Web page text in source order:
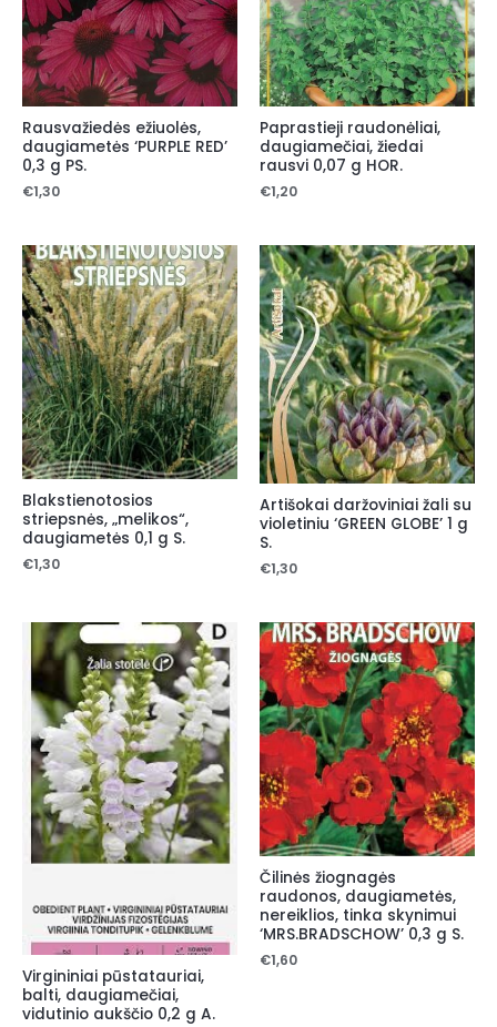
Rausvažiedės ežiuolės,
daugiametės ‘PURPLE RED’
0,3 g PS.
€1,30
Paprastieji raudonėliai,
daugiamečiai, žiedai
rausvi 0,07 g HOR.
€1,20
Blakstienotosios
striepsnės, „melikos“,
daugiametės 0,1 g S.
€1,30
Artišokai daržoviniai žali su
violetiniu ‘GREEN GLOBE’ 1 g
S.
€1,30
Virgininiai pūstatauriai,
balti, daugiamečiai,
vidutinio aukščio 0,2 g A.
Čilinės žiognagės
raudonos, daugiametės,
nereiklios, tinka skynimui
‘MRS.BRADSCHOW’ 0,3 g S.
€1,60